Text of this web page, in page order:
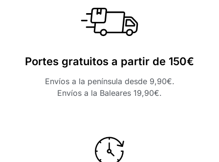
Portes gratuitos a partir de 150€
Envíos a la península desde 9,90€.
Envíos a la Baleares 19,90€.